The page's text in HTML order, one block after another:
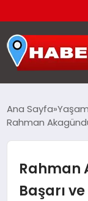
SPOR
EKONOMI
Ana Sayfa Yaşam
Rahman
Rahman
Başarı